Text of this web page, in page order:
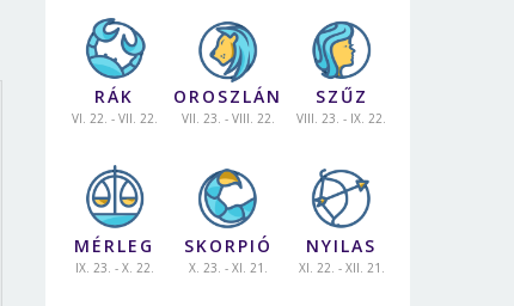
RÁK
VI. 22. - VII. 22.
OROSZLÁN
VII. 23. - VIII. 22.
SZŰZ
VIII. 23. - IX. 22.
MÉRLEG
IX. 23. - X. 22.
SKORPIÓ
X. 23. - XI. 21.
NYILAS
XI. 22. - XII. 21.